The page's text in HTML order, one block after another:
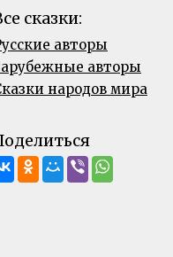
сказки:
авторы
авторы
народов мира